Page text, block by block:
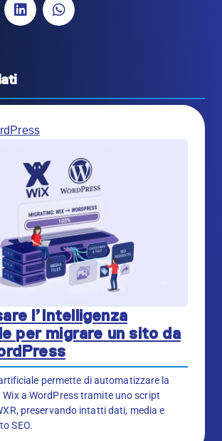
l’Intelligenza
per migrare un sito da
permette di automatizzare la
Wix a WordPress tramite uno script
preservando intatti dati, media e
SEO.